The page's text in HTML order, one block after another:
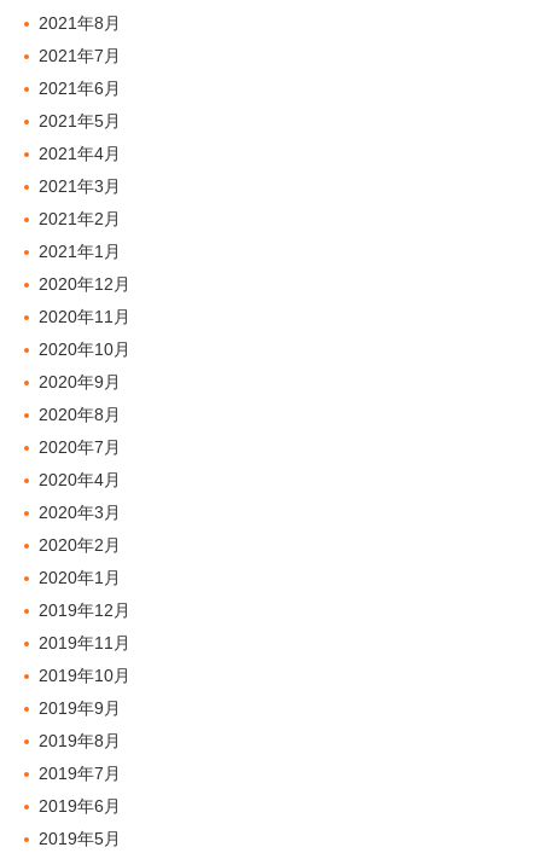
2021年8月
2021年7月
2021年6月
2021年5月
2021年4月
2021年3月
2021年2月
2021年1月
2020年12月
2020年11月
2020年10月
2020年9月
2020年8月
2020年7月
2020年4月
2020年3月
2020年2月
2020年1月
2019年12月
2019年11月
2019年10月
2019年9月
2019年8月
2019年7月
2019年6月
2019年5月